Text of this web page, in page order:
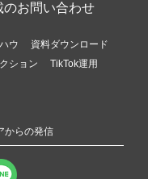
のお問い合わせ
ウ
資料ダウンロード
ション
TikTok運用
からの発信